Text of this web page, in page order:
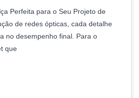
Perfeita para o Seu Projeto de
de redes ópticas, cada detalhe
no desempenho final. Para o
que